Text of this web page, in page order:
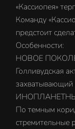
«Кассиопея»
Команду
предстоит
Особенности:
НОВОЕ
Голливудская
захватывающий
По темным
стремительные